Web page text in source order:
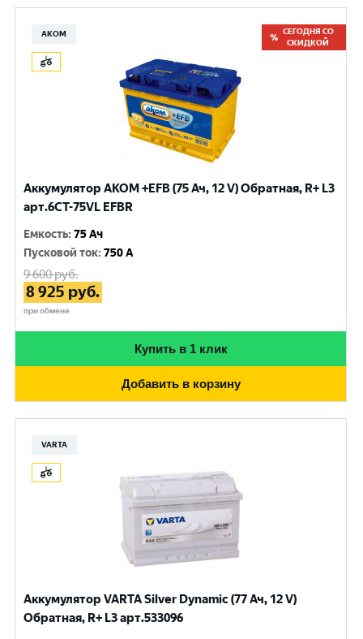
АКОМ
СЕГОДНЯ СО
СКИДКОЙ
Аккумулятор AKOM +EFB (75 Ач, 12 V) Обратная, R+ L3
арт.6СТ-75VL EFBR
Емкость:75 Ач
Пусковой ток:750 A
9 600руб.
8 925 руб.
при обмене
Купить в 1 клик
Добавить в корзину
VARTA
Аккумулятор VARTA Silver Dynamic (77 Ач, 12 V)
Обратная, R+ L3 арт.533096